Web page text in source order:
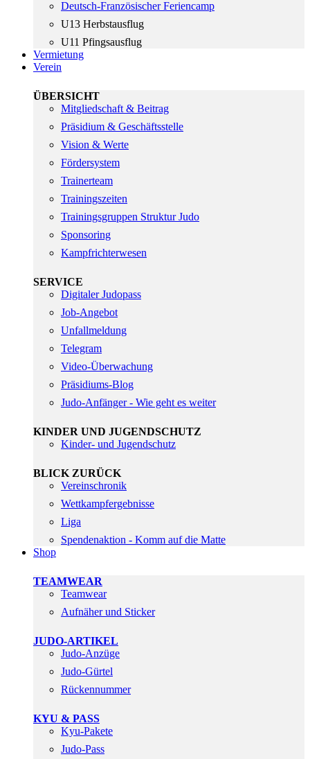
Deutsch-Französischer Feriencamp
U13 Herbstausflug
U11 Pfingsausflug
Vermietung
Verein
ÜBERSICHT
Mitgliedschaft & Beitrag
Präsidium & Geschäftsstelle
Vision & Werte
Fördersystem
Trainerteam
Trainingszeiten
Trainingsgruppen Struktur Judo
Sponsoring
Kampfrichterwesen
SERVICE
Digitaler Judopass
Job-Angebot
Unfallmeldung
Telegram
Video-Überwachung
Präsidiums-Blog
Judo-Anfänger - Wie geht es weiter
KINDER UND JUGENDSCHUTZ
Kinder- und Jugendschutz
BLICK ZURÜCK
Vereinschronik
Wettkampfergebnisse
Liga
Spendenaktion - Komm auf die Matte
Shop
TEAMWEAR
Teamwear
Aufnäher und Sticker
JUDO-ARTIKEL
Judo-Anzüge
Judo-Gürtel
Rückennummer
KYU & PASS
Kyu-Pakete
Judo-Pass